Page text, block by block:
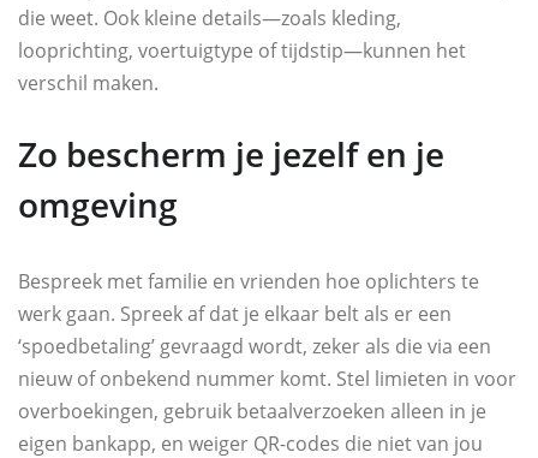
die weet. Ook kleine details—zoals kleding,
looprichting, voertuigtype of tijdstip—kunnen het
verschil maken.
Zo bescherm je jezelf en je
omgeving
Bespreek met familie en vrienden hoe oplichters te
werk gaan. Spreek af dat je elkaar belt als er een
‘spoedbetaling’ gevraagd wordt, zeker als die via een
nieuw of onbekend nummer komt. Stel limieten in voor
overboekingen, gebruik betaalverzoeken alleen in je
eigen bankapp, en weiger QR-codes die niet van jou